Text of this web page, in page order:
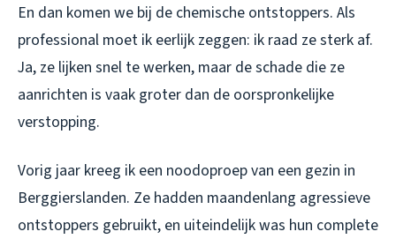
En dan komen we bij de chemische ontstoppers. Als
professional moet ik eerlijk zeggen: ik raad ze sterk af.
Ja, ze lijken snel te werken, maar de schade die ze
aanrichten is vaak groter dan de oorspronkelijke
verstopping.
Vorig jaar kreeg ik een noodoproep van een gezin in
Berggierslanden. Ze hadden maandenlang agressieve
ontstoppers gebruikt, en uiteindelijk was hun complete